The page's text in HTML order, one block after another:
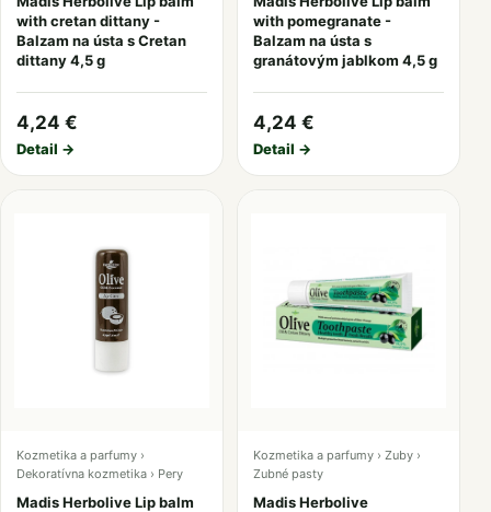
with cretan dittany -
Balzam na ústa s Cretan
dittany 4,5 g
4,24 €
Detail →
with pomegranate -
Balzam na ústa s
granátovým jablkom 4,5 g
4,24 €
Detail →
Kozmetika a parfumy ›
Dekoratívna kozmetika › Pery
Madis Herbolive Lip balm
Kozmetika a parfumy › Zuby ›
Zubné pasty
Madis Herbolive